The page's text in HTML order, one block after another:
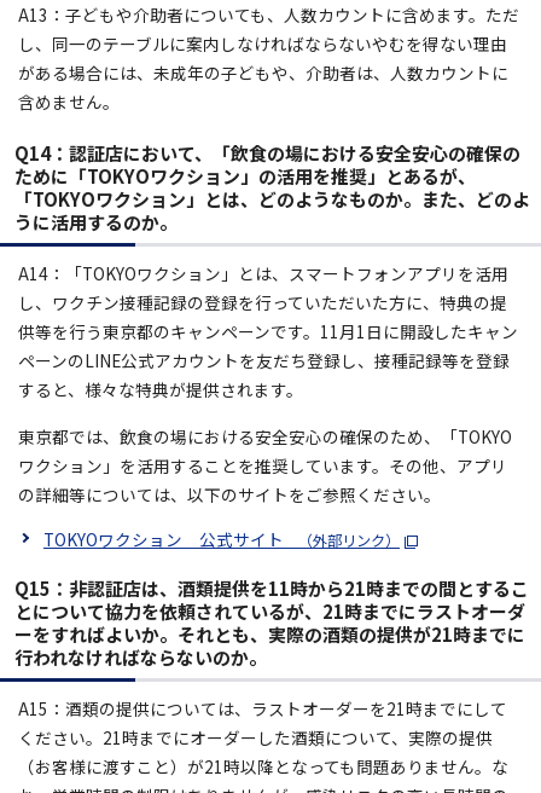
A13：子どもや介助者についても、人数カウントに含めます。ただ
し、同一のテーブルに案内しなければならないやむを得ない理由
がある場合には、未成年の子どもや、介助者は、人数カウントに
含めません。
Q14：認証店において、「飲食の場における安全安心の確保の
ために「TOKYOワクション」の活用を推奨」とあるが、
「TOKYOワクション」とは、どのようなものか。また、どのよ
うに活用するのか。
A14：「TOKYOワクション」とは、スマートフォンアプリを活用
し、ワクチン接種記録の登録を行っていただいた方に、特典の提
供等を行う東京都のキャンペーンです。11月1日に開設したキャン
ペーンのLINE公式アカウントを友だち登録し、接種記録等を登録
すると、様々な特典が提供されます。
東京都では、飲食の場における安全安心の確保のため、「TOKYO
ワクション」を活用することを推奨しています。その他、アプリ
の詳細等については、以下のサイトをご参照ください。
TOKYOワクション 公式サイト
（外部リンク）
Q15： 非認証店は、酒類提供を11時から21時までの間とするこ
とについて協力を依頼されているが、 21時までにラストオーダ
ーをすればよいか。それとも、実際の酒類の提供が21時までに
行われなければならないのか。
A15：酒類の提供については、ラストオーダーを21時までにして
ください。21時までにオーダーした酒類について、実際の提供
（お客様に渡すこと）が21時以降となっても問題ありません。な